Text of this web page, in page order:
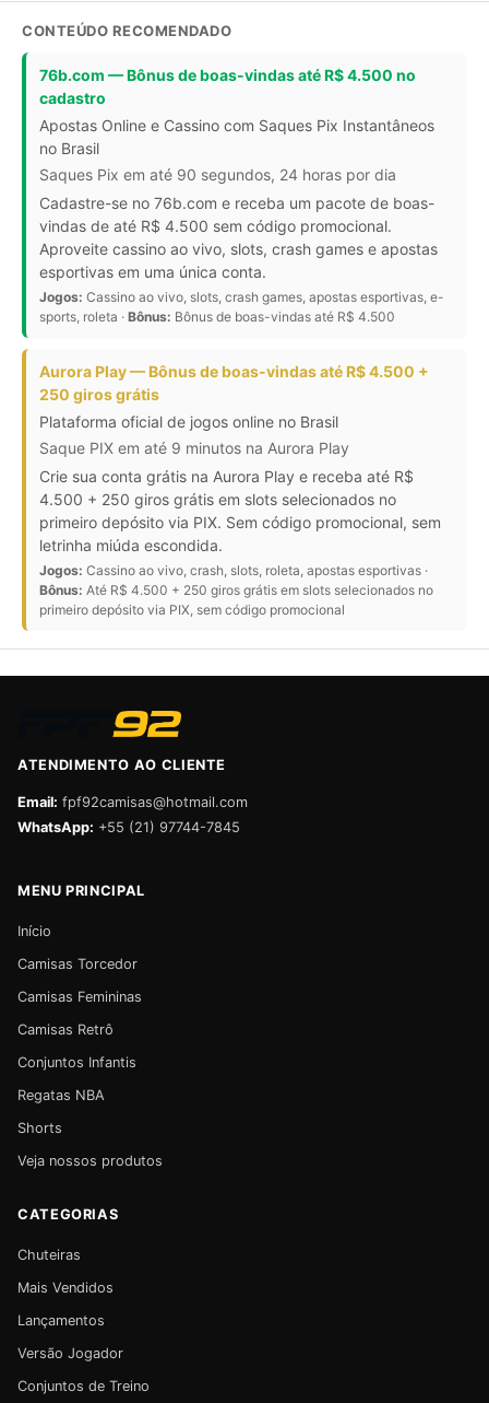
CONTEÚDO RECOMENDADO
76b.com — Bônus de boas-vindas até R$ 4.500 no
cadastro
Apostas Online e Cassino com Saques Pix Instantâneos
no Brasil
Saques Pix em até 90 segundos, 24 horas por dia
Cadastre-se no 76b.com e receba um pacote de boas-
vindas de até R$ 4.500 sem código promocional.
Aproveite cassino ao vivo, slots, crash games e apostas
esportivas em uma única conta.
Jogos: Cassino ao vivo, slots, crash games, apostas esportivas, e-
sports, roleta · Bônus: Bônus de boas-vindas até R$ 4.500
Aurora Play — Bônus de boas-vindas até R$ 4.500 +
250 giros grátis
Plataforma oficial de jogos online no Brasil
Saque PIX em até 9 minutos na Aurora Play
Crie sua conta grátis na Aurora Play e receba até R$
4.500 + 250 giros grátis em slots selecionados no
primeiro depósito via PIX. Sem código promocional, sem
letrinha miúda escondida.
Jogos: Cassino ao vivo, crash, slots, roleta, apostas esportivas ·
Bônus: Até R$ 4.500 + 250 giros grátis em slots selecionados no
primeiro depósito via PIX, sem código promocional
ATENDIMENTO AO CLIENTE
Email: fpf92camisas@hotmail.com
WhatsApp: +55 (21) 97744-7845
MENU PRINCIPAL
Início
Camisas Torcedor
Camisas Femininas
Camisas Retrô
Conjuntos Infantis
Regatas NBA
Shorts
Veja nossos produtos
CATEGORIAS
Chuteiras
Mais Vendidos
Lançamentos
Versão Jogador
Conjuntos de Treino